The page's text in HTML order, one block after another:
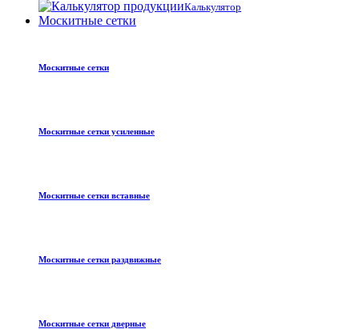
Калькулятор
Москитные сетки
Москитные сетки
Москитные сетки усиленные
Москитные сетки вставные
Москитные сетки раздвижные
Москитные сетки дверные